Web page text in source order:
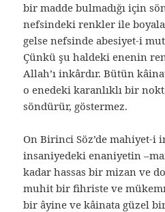
bir madde bulmadığı için
nefsindeki renkler ile
gelse nefsinde abesiyet-i
Çünkü şu haldeki enenin
Allah’ı inkârdır. Bütün
o enedeki karanlıklı bir
söndürür, göstermez.
On Birinci Söz’de mahiyet-i
insaniyedeki enaniyetin
kadar hassas bir mizan ve
muhit bir fihriste ve
bir âyine ve kâinata güzel